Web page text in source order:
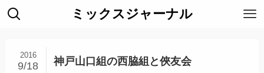
ミックスジャーナル
神戸山口組の西脇組と俠友会
2016
9/18